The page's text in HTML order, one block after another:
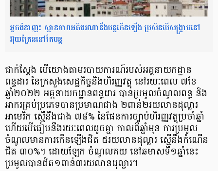
អ្នកជំនាញ៖ ស្ថានភាពអតិផរណានឹងបន្តកើនឡើង ប្រសិនបើសង្គ្រាមនៅ
អ៊ុយក្រែននៅតែបន្ត
ជាក់ស្ដែង បើយោងតាមរបាយការណ៍របស់អគ្គនាយកដ្ឋាន
ពន្ធដារ នៃក្រសួងសេដ្ឋកិច្ចនិងហិរញ្ញវត្ថុ នៅរយៈពេល ៧ខែ
ឆ្នាំ២០២២ អគ្គនាយកដ្ឋានពន្ធដារ បានប្រមូលចំណូលពន្ធ និង
អាករគ្រប់ប្រភេទបានប្រមាណជាង ២ពាន់២រយលានដុល្លារ
អាមេរិក ស្មើនឹងជាង ៧៨% នៃផែនការច្បាប់ហិរញ្ញវត្ថុប្រចាំឆ្នាំ
ហើយបើធៀបនឹងរយៈពេលដូចគ្នា កាលពីឆ្នាំមុន ការប្រមូល
ចំណូលមានការកើនឡើងជិត ៥រយលានដុល្លារ ស្មើនឹងកំណើន
ជិត ៣០%។ ដោយឡែក ចំណូលគយ នៅឆមាសទី១ឆ្នាំនេះ
ប្រមូលបានជិត១ពាន់៣រយលានដុល្លារ។